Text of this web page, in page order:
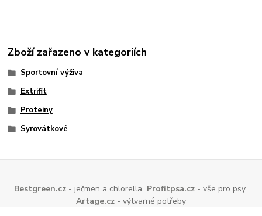
Zboží zařazeno v kategoriích
Sportovní výživa
Extrifit
Proteiny
Syrovátkové
Bestgreen.cz - ječmen a chlorella Profitpsa.cz - vše pro psy
Artage.cz - výtvarné potřeby